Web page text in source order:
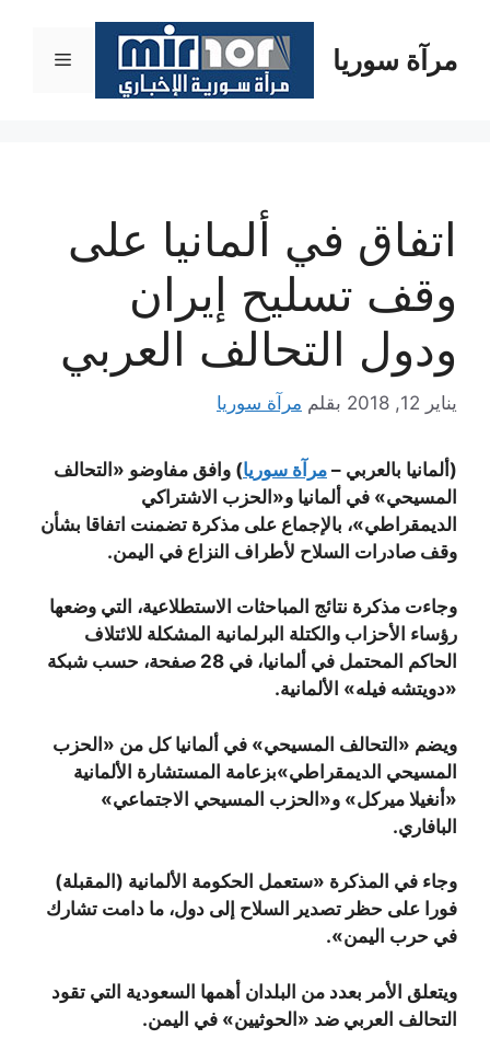
المحتوىمرآة سوريا القائمة
اتفاق في ألمانيا على
وقف تسليح إيران
ودول التحالف العربي
يناير 12, 2018 بقلم مرآة سوريا
(ألمانيا بالعربي – مرآة سوريا) وافق مفاوضو «التحالف
المسيحي» في ألمانيا و«الحزب الاشتراكي
الديمقراطي»، بالإجماع على مذكرة تضمنت اتفاقا بشأن
وقف صادرات السلاح لأطراف النزاع في اليمن.
وجاءت مذكرة نتائج المباحثات الاستطلاعية، التي وضعها
رؤساء الأحزاب والكتلة البرلمانية المشكلة للائتلاف
الحاكم المحتمل في ألمانيا، في 28 صفحة، حسب شبكة
«دويتشه فيله» الألمانية.
ويضم «التحالف المسيحي» في ألمانيا كل من «الحزب
المسيحي الديمقراطي»بزعامة المستشارة الألمانية
«أنغيلا ميركل» و«الحزب المسيحي الاجتماعي»
البافاري.
وجاء في المذكرة «ستعمل الحكومة الألمانية (المقبلة)
فورا على حظر تصدير السلاح إلى دول، ما دامت تشارك
في حرب اليمن».
ويتعلق الأمر بعدد من البلدان أهمها السعودية التي تقود
التحالف العربي ضد «الحوثيين» في اليمن.